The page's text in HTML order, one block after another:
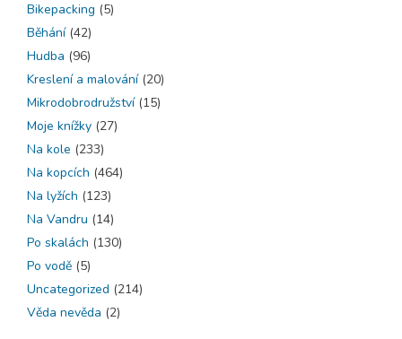
Bikepacking (5)
Běhání(42)
Hudba (96)
Kreslení a malování(20)
Mikrodobrodružství(15)
Moje knížky (27)
Na kole (233)
Na kopcích (464)
Na lyžích (123)
Na Vandru (14)
Po skalách (130)
Po vodě (5)
Uncategorized (214)
Věda nevěda (2)